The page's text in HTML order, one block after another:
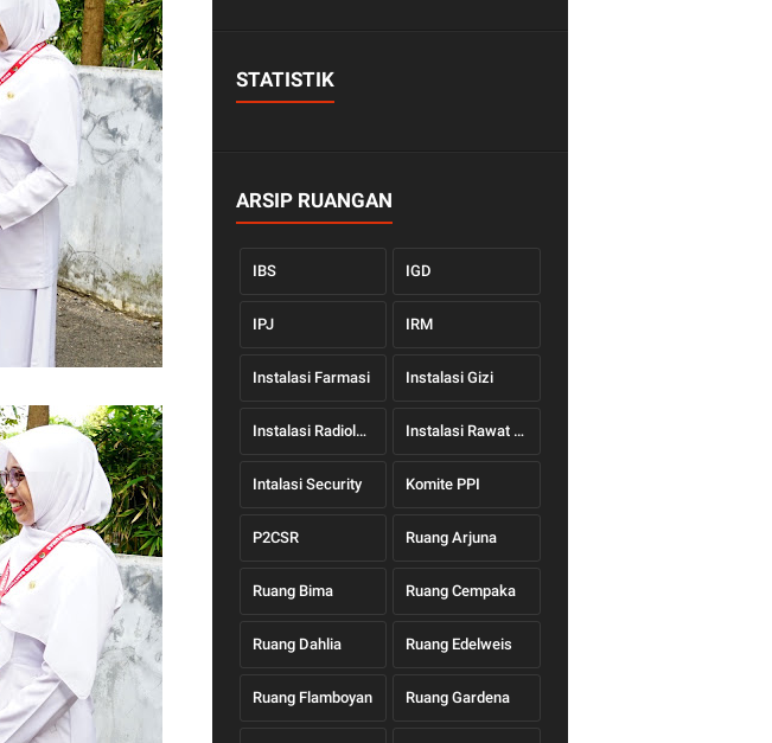
STATISTIK
ARSIP RUANGAN
IBS IGD
IPJ IRM
Instalasi Farmasi Instalasi Gizi
Instalasi Radiologi Instalasi Rawat Jalan
Intalasi Security Komite PPI
P2CSR Ruang Arjuna
Ruang Bima Ruang Cempaka
Ruang Dahlia Ruang Edelweis
Ruang Flamboyan Ruang Gardena